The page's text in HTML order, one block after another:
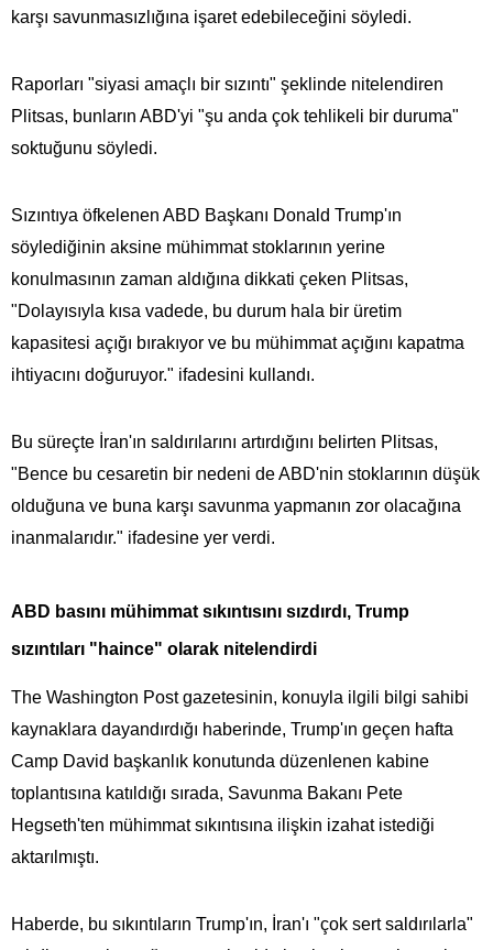
karşı savunmasızlığına işaret edebileceğini söyledi.
Raporları "siyasi amaçlı bir sızıntı" şeklinde nitelendiren
Plitsas, bunların ABD'yi "şu anda çok tehlikeli bir duruma"
soktuğunu söyledi.
Sızıntıya öfkelenen ABD Başkanı Donald Trump'ın
söylediğinin aksine mühimmat stoklarının yerine
konulmasının zaman aldığına dikkati çeken Plitsas,
"Dolayısıyla kısa vadede, bu durum hala bir üretim
kapasitesi açığı bırakıyor ve bu mühimmat açığını kapatma
ihtiyacını doğuruyor." ifadesini kullandı.
Bu süreçte İran'ın saldırılarını artırdığını belirten Plitsas,
"Bence bu cesaretin bir nedeni de ABD'nin stoklarının düşük
olduğuna ve buna karşı savunma yapmanın zor olacağına
inanmalarıdır." ifadesine yer verdi.
ABD basını mühimmat sıkıntısını sızdırdı, Trump
sızıntıları "haince" olarak nitelendirdi
The Washington Post gazetesinin, konuyla ilgili bilgi sahibi
kaynaklara dayandırdığı haberinde, Trump'ın geçen hafta
Camp David başkanlık konutunda düzenlenen kabine
toplantısına katıldığı sırada, Savunma Bakanı Pete
Hegseth'ten mühimmat sıkıntısına ilişkin izahat istediği
aktarılmıştı.
Haberde, bu sıkıntıların Trump'ın, İran'ı "çok sert saldırılarla"